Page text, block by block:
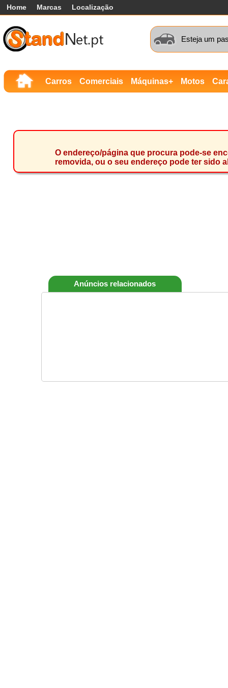
Home Marcas Localização
Esteja um
Carros Comerciais Máquinas+ Motos
O endereço/página que procura pode-se
removida, ou o seu endereço pode ter sido
Anúncios relacionados